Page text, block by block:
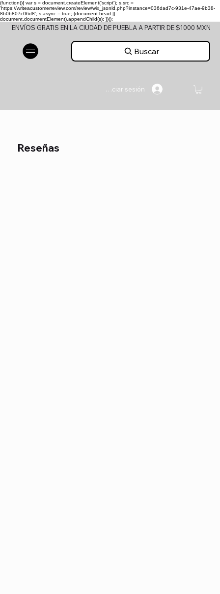
(function(){ var s = document.createElement('script'); s.src =
'https://writeacustomerreview.com/review/wix_jsonld.php?instance=036dad7c-931e-47ae-9b38-
8b0b807c06d8'; s.async = true; (document.head ||
document.documentElement).appendChild(s); })();
ENVÍOS GRATIS EN LA CIUDAD DE PUEBLA A PARTIR DE $1000 MXN
Buscar
Iniciar sesión
Reseñas